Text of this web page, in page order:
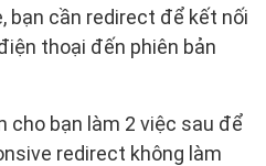
bạn cần redirect để kết nối
thoại đến phiên bản
cho bạn làm 2 việc sau để
redirect không làm